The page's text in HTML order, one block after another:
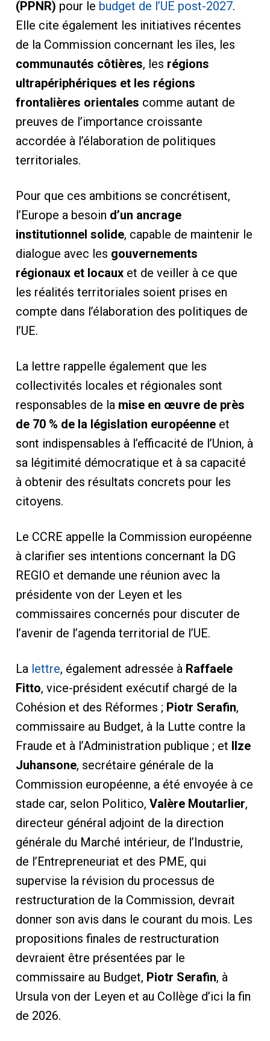
(PPNR) pour le budget de l’UE post-2027.
Elle cite également les initiatives récentes
de la Commission concernant les îles, les
communautés côtières, les régions
ultrapériphériques et les régions
frontalières orientales comme autant de
preuves de l’importance croissante
accordée à l’élaboration de politiques
territoriales.
Pour que ces ambitions se concrétisent,
l’Europe a besoin d’un ancrage
institutionnel solide, capable de maintenir le
dialogue avec les gouvernements
régionaux et locauxet de veiller à ce que
les réalités territoriales soient prises en
compte dans l’élaboration des politiques de
l’UE.
La lettre rappelle également que les
collectivités locales et régionales sont
responsables de la mise en œuvre de près
de 70 % de la législation européenneet
sont indispensables à l’efficacité de l’Union, à
sa légitimité démocratique et à sa capacité
à obtenir des résultats concrets pour les
citoyens.
Le CCRE appelle la Commission européenne
à clarifier ses intentions concernant la DG
REGIO et demande une réunion avec la
présidente von der Leyen et les
commissaires concernés pour discuter de
l’avenir de l’agenda territorial de l’UE.
La lettre, également adressée à Raffaele
Fitto, vice-président exécutif chargé de la
Cohésion et des Réformes ; Piotr Serafin,
commissaire au Budget, à la Lutte contre la
Fraude et à l’Administration publique ; et Ilze
Juhansone, secrétaire générale de la
Commission européenne, a été envoyée à ce
stade car, selon Politico, Valère Moutarlier,
directeur général adjoint de la direction
générale du Marché intérieur, de l’Industrie,
de l’Entrepreneuriat et des PME, qui
supervise la révision du processus de
restructuration de la Commission, devrait
donner son avis dans le courant du mois. Les
propositions finales de restructuration
devraient être présentées par le
commissaire au Budget, Piotr Serafin, à
Ursula von der Leyen et au Collège d’ici la fin
de 2026.